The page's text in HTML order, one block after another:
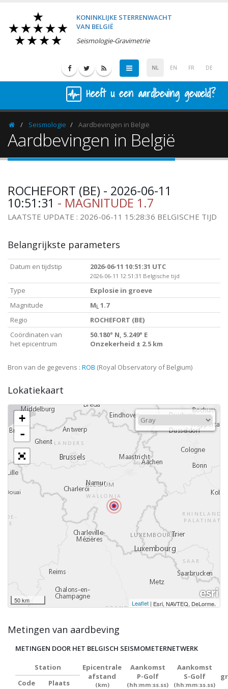
KONINKLIJKE STERRENWACHT
VAN BELGIË
Seismologie-Gravimetrie
NL EN FR DE
Heeft u een aardbeving gevoeld?
HomepageSeismologie Aardbevingen in België
Aardbevingen in België
ROCHEFORT (BE) - 2026-06-11
10:51:31 - MAGNITUDE 1.7
LAATSTE UPDATE : 2026-06-11 15:28:36 BELGISCHE TIJD
Belangrijkste parameters
Datum en tijdstip 2026-06-11 10:51:31 UTC
2026-06-11 12:51:31 Belgische tijd
Type
Explosie in groeve
Magnitude
M L 1.7
Regio
ROCHEFORT (BE)
Coördinaten van
het epicentrum
50.180° N, 5.249° E
Onzekerheid ± 2.5 km
Bron van de gegevens : ROB (Royal Observatory of Belgium)
Lokatiekaart
+
-
50 km Leaflet | Esri, NAVTEQ, DeLorme,
Metingen van aardbeving
METINGEN DOOR HET BELGISCH SEISMOMETERNETWERK
Station
Epicentrale
afstand
(km)
Aankomst
P-Golf
(hh:mm:ss.ss)
Aankomst
S-Golf
(hh:mm:ss.ss)
Code
Plaats